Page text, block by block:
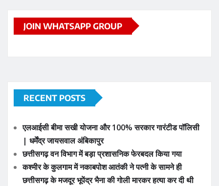
JOIN WHATSAPP GROUP
RECENT POSTS
एलआईसी बीमा सखी योजना और 100% सरकार गारंटीड पॉलिसी
| धर्मेंद्र जायसवाल अंबिकापुर
छत्तीसगढ़ वन विभाग में बड़ा प्रशासनिक फेरबदल किया गया
कश्मीर के कुलगाम में नकाबपोश आतंकी ने पत्नी के सामने ही
छत्तीसगढ़ के मजदूर भूपेंद्र भैना की गोली मारकर हत्या कर दी थी